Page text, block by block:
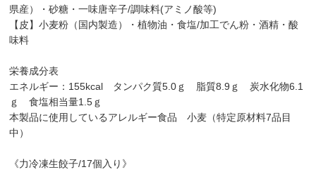
県産）・砂糖・一味唐辛子/調味料(アミノ酸等)
【皮】小麦粉（国内製造）・植物油・食塩/加工でん粉・酒精・酸
味料
栄養成分表
エネルギー：155kcal タンパク質5.0ｇ 脂質8.9ｇ 炭水化物6.1
ｇ 食塩相当量1.5ｇ
本製品に使用しているアレルギー食品 小麦（特定原材料7品目
中）
《力冷凍生餃子/17個入り》